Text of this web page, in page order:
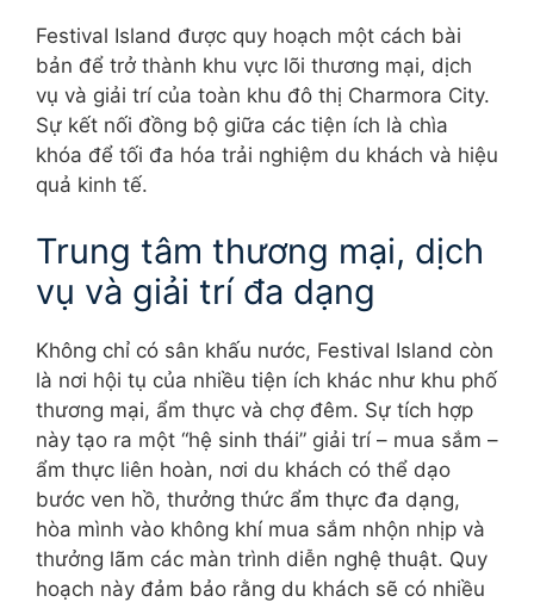
Festival Island được quy hoạch một cách bài
bản để trở thành khu vực lõi thương mại, dịch
vụ và giải trí của toàn khu đô thị Charmora City.
Sự kết nối đồng bộ giữa các tiện ích là chìa
khóa để tối đa hóa trải nghiệm du khách và hiệu
quả kinh tế.
Trung tâm thương mại, dịch
vụ và giải trí đa dạng
Không chỉ có sân khấu nước, Festival Island còn
là nơi hội tụ của nhiều tiện ích khác như khu phố
thương mại, ẩm thực và chợ đêm. Sự tích hợp
này tạo ra một “hệ sinh thái” giải trí – mua sắm –
ẩm thực liên hoàn, nơi du khách có thể dạo
bước ven hồ, thưởng thức ẩm thực đa dạng,
hòa mình vào không khí mua sắm nhộn nhịp và
thưởng lãm các màn trình diễn nghệ thuật. Quy
hoạch này đảm bảo rằng du khách sẽ có nhiều